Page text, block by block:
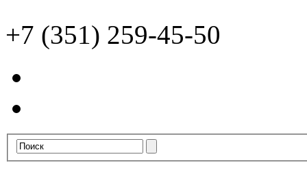
+7 (351) 259-45-50